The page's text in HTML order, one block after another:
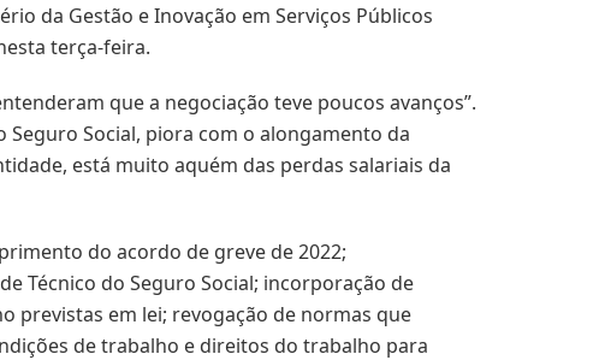
da Gestão e Inovação em Serviços Públicos
terça-feira.
que a negociação teve poucos avanços”.
Social, piora com o alongamento da
está muito aquém das perdas salariais da
do acordo de greve de 2022;
Técnico do Seguro Social; incorporação de
previstas em lei; revogação de normas que
de trabalho e direitos do trabalho para